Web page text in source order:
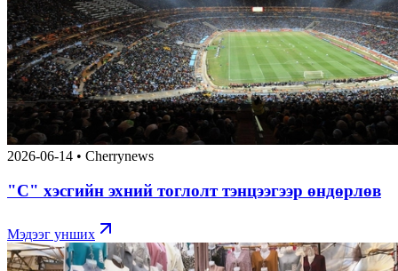
2026-06-14 • Cherrynews
"С" хэсгийн эхний тоглолт тэнцээгээр өндөрлөв
Мэдээг унших